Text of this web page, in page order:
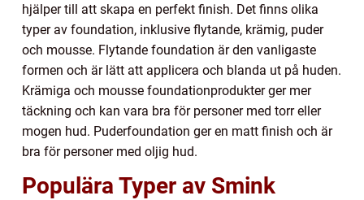
hjälper till att skapa en perfekt finish. Det finns olika
typer av foundation, inklusive flytande, krämig, puder
och mousse. Flytande foundation är den vanligaste
formen och är lätt att applicera och blanda ut på huden.
Krämiga och mousse foundationprodukter ger mer
täckning och kan vara bra för personer med torr eller
mogen hud. Puderfoundation ger en matt finish och är
bra för personer med oljig hud.
Populära Typer av Smink